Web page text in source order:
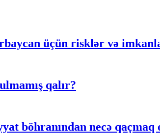
üçün risklər və
qalır?
böhranından necə qaçmaq